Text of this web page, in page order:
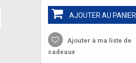
AJOUTER AU PANIER
Ajouter à ma liste de
cadeaux